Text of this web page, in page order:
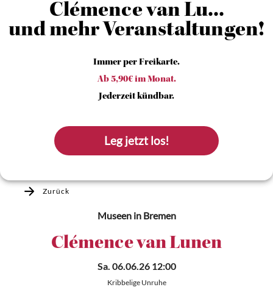
Clémence van Lu...
und mehr Veranstaltungen!
Immer per Freikarte.
Ab 5,90€ im Monat.
Jederzeit kündbar.
Leg jetzt los!
Zurück
Museenin Bremen
Clémence van Lunen
Sa. 06.06.26 12:00
Kribbelige Unruhe